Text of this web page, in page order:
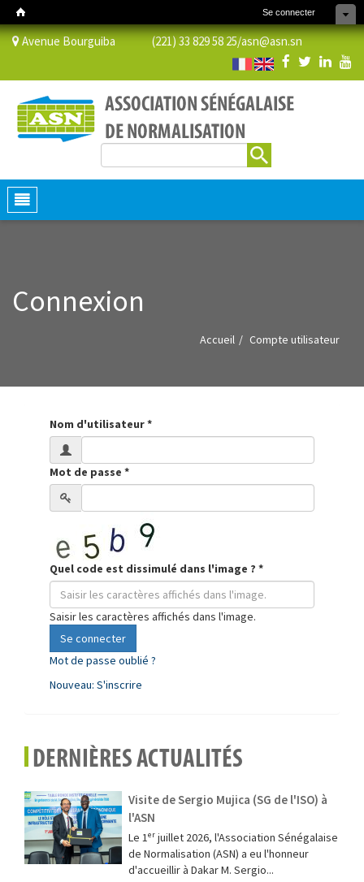
Se connecter
Avenue Bourguiba (221) 33 829 58 25/asn@asn.sn
Formulaire de recherche
Toggle
navigation
Connexion
Accueil Compte utilisateur
Nom d'utilisateur*
Mot de passe *
Quel code est dissimulé dans l'image ? *
Saisir les caractères affichés dans l'image.
Se connecter
Mot de passe oublié ?
Nouveau: S'inscrire
DERNIÈRES ACTUALITÉS
Visite de Sergio Mujica (SG de l'ISO) à
l'ASN
Le 1ᵉʳ juillet 2026, l'Association Sénégalaise
de Normalisation (ASN) a eu l'honneur
d'accueillir à Dakar M. Sergio...